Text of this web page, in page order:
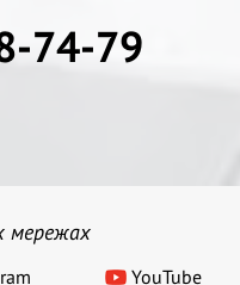
74-79
мережах
YouTube